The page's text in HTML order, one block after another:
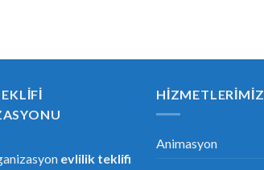
evlilik teklifi
HIZMETLERIMIZ
Animasyon